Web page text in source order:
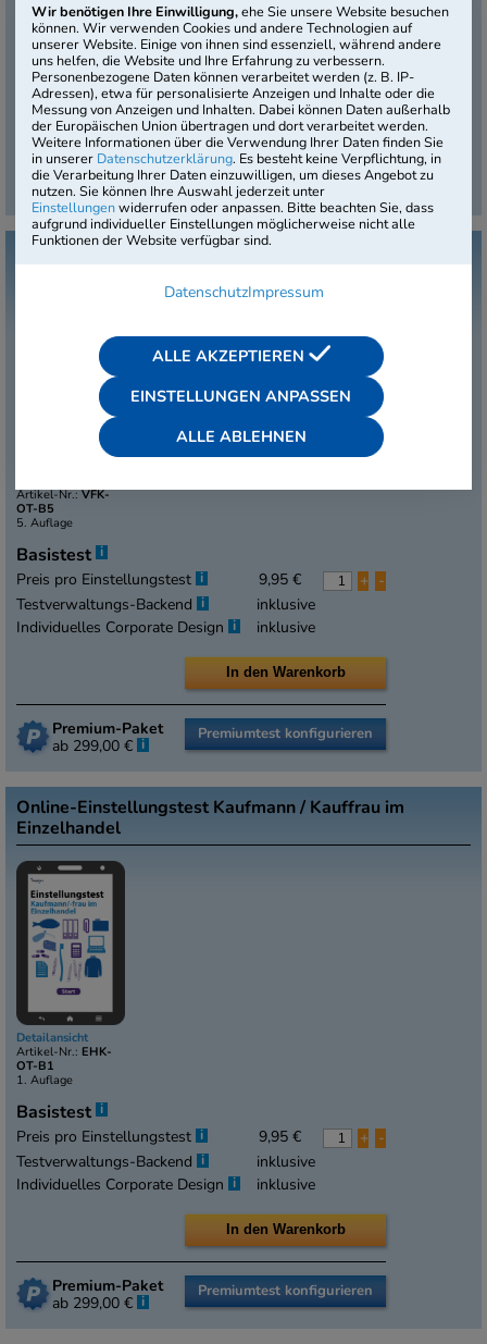
Wir benötigen Ihre Einwilligung,ehe Sie unsere Website besuchen
können. Wir verwenden Cookies und andere Technologien auf
unserer Website. Einige von ihnen sind essenziell, während andere
uns helfen, die Website und Ihre Erfahrung zu verbessern.
Personenbezogene Daten können verarbeitet werden (z. B. IP-
Adressen), etwa für personalisierte Anzeigen und Inhalte oder die
Messung von Anzeigen und Inhalten. Dabei können Daten außerhalb
der Europäischen Union übertragen und dort verarbeitet werden.
Weitere Informationen über die Verwendung Ihrer Daten finden Sie
in unserer Datenschutzerklärung. Es besteht keine Verpflichtung, in
die Verarbeitung Ihrer Daten einzuwilligen, um dieses Angebot zu
nutzen. Sie können Ihre Auswahl jederzeit unter
Einstellungenwiderrufen oder anpassen. Bitte beachten Sie, dass
aufgrund individueller Einstellungen möglicherweise nicht alle
Funktionen der Website verfügbar sind.
DatenschutzImpressum
ALLE AKZEPTIEREN
EINSTELLUNGEN ANPASSEN
ALLE ABLEHNEN
Preis pro Einstellungstest i 9,95 € + -
Testverwaltungs-Backend i
inklusive
Individuelles Corporate Design i inklusive
Premium-Paket
ab 299,00 € i
Premiumtest konfigurieren
Online-Einstellungstest Kaufmann / Kauffrau für
Versicherungen und Finanzen
Artikel-Nr.:VFK-
OT-B5
5. Auflage
Basistest i
Preis pro Einstellungstest i 9,95 € + -
Testverwaltungs-Backend i
inklusive
Individuelles Corporate Design i inklusive
Premium-Paket
ab 299,00 € i
Premiumtest konfigurieren
Online-Einstellungstest Kaufmann / Kauffrau im
Einzelhandel
Detailansicht
Artikel-Nr.: EHK-
OT-B1
1. Auflage
Basistest i
Preis pro Einstellungstest i 9,95 € + -
Testverwaltungs-Backend i
inklusive
Individuelles Corporate Design i inklusive
Premium-Paket
ab 299,00 € i
Premiumtest konfigurieren